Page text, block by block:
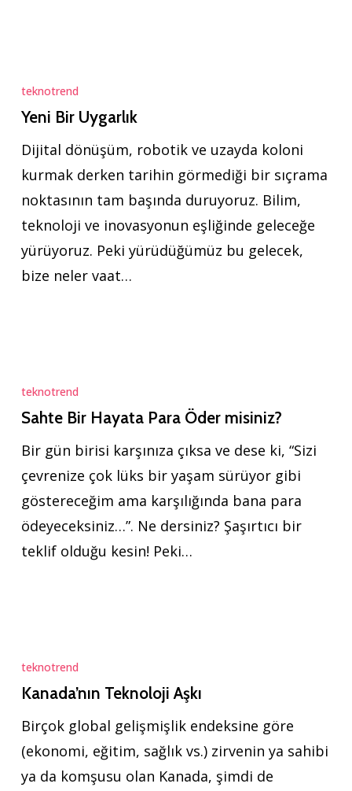
Bir
Uygarlık
teknotrend
Yeni Bir Uygarlık
Dijital dönüşüm, robotik ve uzayda koloni
kurmak derken tarihin görmediği bir sıçrama
noktasının tam başında duruyoruz. Bilim,
teknoloji ve inovasyonun eşliğinde geleceğe
yürüyoruz. Peki yürüdüğümüz bu gelecek,
bize neler vaat…
Bir
Hayata
Öder
misiniz?
teknotrend
Sahte Bir Hayata Para Öder misiniz?
Bir gün birisi karşınıza çıksa ve dese ki, “Sizi
çevrenize çok lüks bir yaşam sürüyor gibi
göstereceğim ama karşılığında bana para
ödeyeceksiniz…”. Ne dersiniz? Şaşırtıcı bir
teklif olduğu kesin! Peki…
Teknoloji
Aşkı
teknotrend
Kanada’nın Teknoloji Aşkı
Birçok global gelişmişlik endeksine göre
(ekonomi, eğitim, sağlık vs.) zirvenin ya sahibi
ya da komşusu olan Kanada, şimdi de